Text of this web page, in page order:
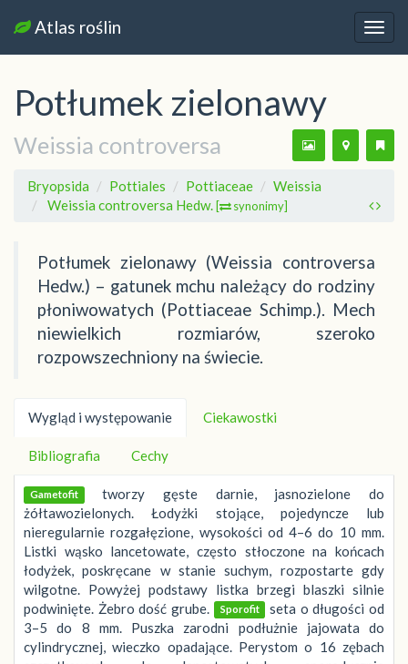
Atlas roślin
Potłumek zielonawy
Weissia controversa
Bryopsida Pottiales Pottiaceae
Weissia
Weissia controversa Hedw. [ synonimy]
Potłumek zielonawy (Weissia controversa
Hedw.) – gatunek mchu należący do rodziny
płoniwowatych (Pottiaceae Schimp.). Mech
niewielkich rozmiarów, szeroko
rozpowszechniony na świecie.
Wygląd i występowanie Ciekawostki
Bibliografia Cechy
Gametofit tworzy gęste darnie, jasnozielone do
żółtawozielonych. Łodyżki stojące, pojedyncze lub
nieregularnie rozgałęzione, wysokości od 4–6 do 10 mm.
Listki wąsko lancetowate, często stłoczone na końcach
łodyżek, poskręcane w stanie suchym, rozpostarte gdy
wilgotne. Powyżej podstawy listka brzegi blaszki silnie
podwinięte. Żebro dość grube.
Sporofit
seta o długości od
3–5 do 8 mm. Puszka zarodni podłużnie jajowata do
cylindrycznej, wieczko opadające. Perystom o 16 zębach